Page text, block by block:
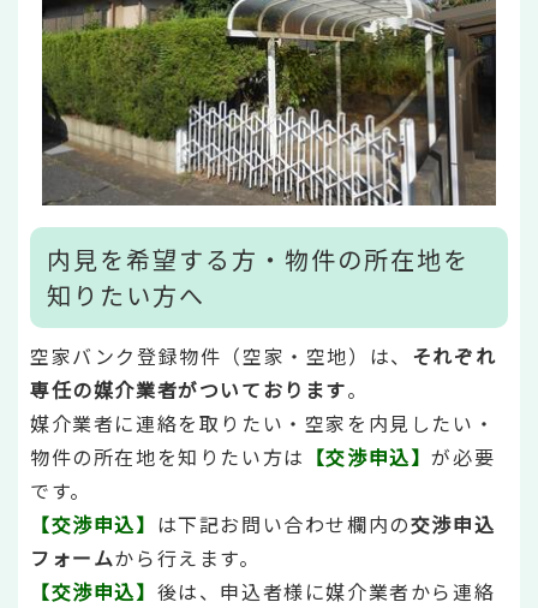
内見を希望する方・物件の所在地を
知りたい方へ
空家バンク登録物件（空家・空地）は、 それぞれ
専任の媒介業者がついております。
媒介業者に連絡を取りたい・空家を内見したい・
物件の所在地を知りたい方は 【交渉申込】が必要
です。
【交渉申込】 は下記お問い合わせ欄内の交渉申込
フォームから行えます。
【交渉申込】 後は、申込者様に媒介業者から連絡